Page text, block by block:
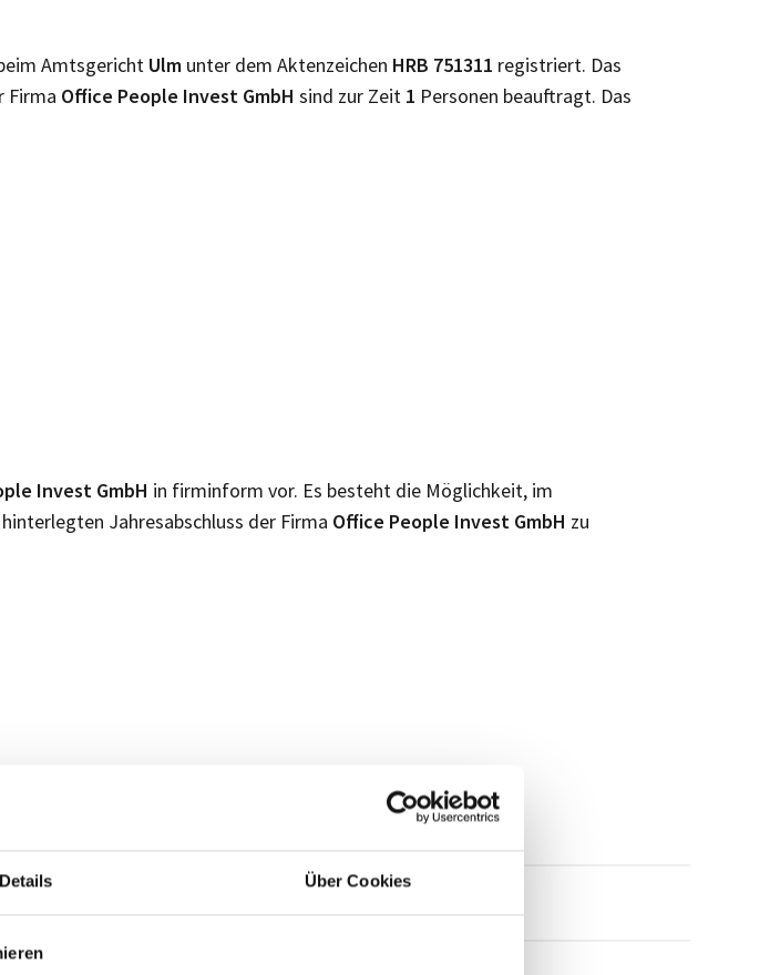
Details Über Cookies
Amtsgericht Ulm unter dem Aktenzeichen HRB 751311 registriert. Das
Firma Office People Invest GmbH sind zur Zeit 1 Personen beauftragt. Das
Invest GmbH in firminform vor. Es besteht die Möglichkeit, im
Jahresabschluss der Firma Office People Invest GmbH zu